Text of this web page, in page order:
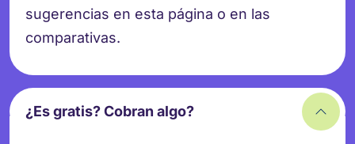
sugerencias en esta página o en las
comparativas.
¿Es gratis? Cobran algo?